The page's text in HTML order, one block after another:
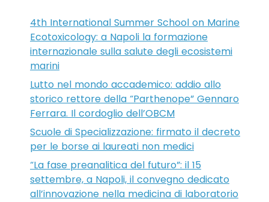
4th International Summer School on Marine
Ecotoxicology: a Napoli la formazione
internazionale sulla salute degli ecosistemi
marini
Lutto nel mondo accademico: addio allo
storico rettore della “Parthenope” Gennaro
Ferrara. Il cordoglio dell’OBCM
Scuole di Specializzazione: firmato il decreto
per le borse ai laureati non medici
“La fase preanalitica del futuro”: il 15
settembre, a Napoli, il convegno dedicato
all’innovazione nella medicina di laboratorio